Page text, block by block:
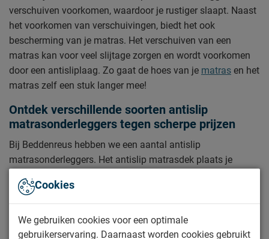
verschuiven voorkomen, waardoor je rustiger slaapt. Naast
het voorkomen van verschuivingen, biedt het ook
bescherming van je matras. Het verschuiven van een
matras kan voor veel slijtage zorgen en wordt voorkomen
door een antisliplaag. Zo gaat de hoes van je matras en het
matras zelf een stuk langer mee!
Ontdek verschillende soorten antislip
matrasonderleggers tegen scherpe prijzen
Bij Beddenreus hebben we een aantal antislip
matrasonderleggers. Het antislip matrasdek plaats je
antisliplaag speciaal voor
Voor zowel een tweepersoons boxspring en een normaal
Cookies
We gebruiken cookies voor een optimale
gebruikerservaring. Daarnaast worden cookies gebruikt